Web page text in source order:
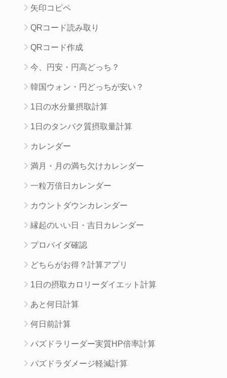
矢印コピペ
QRコード読み取り
QRコード作成
今、円安・円高どっち？
韓国ウォン・円どっちが安い？
1日の水分量摂取計算
1日のタンパク質摂取量計算
カレンダー
満月・月の満ち欠けカレンダー
一粒万倍日カレンダー
カウントダウンカレンダー
縁起のいい日・吉日カレンダー
プロバイダ確認
どちらがお得？計算アプリ
1日の摂取カロリーダイエット計算
あと何日計算
何日前計算
パズドラリーダー実質HP倍率計算
パズドラダメージ軽減計算